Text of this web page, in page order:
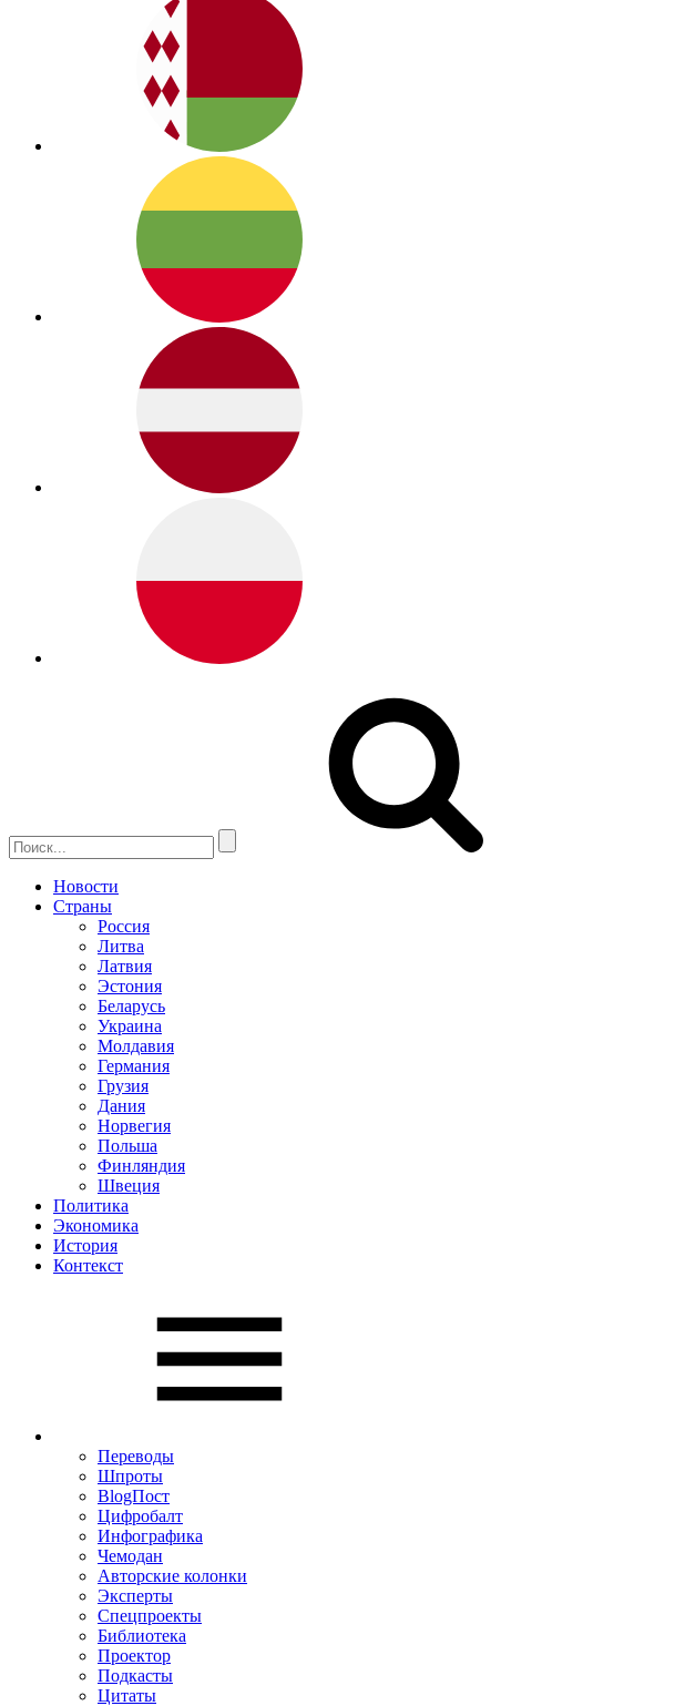
Новости
Страны
Россия
Литва
Латвия
Эстония
Беларусь
Украина
Молдавия
Германия
Грузия
Дания
Норвегия
Польша
Финляндия
Швеция
Политика
Экономика
История
Контекст
Переводы
Шпроты
BlogПост
Цифробалт
Инфографика
Чемодан
Авторские колонки
Эксперты
Спецпроекты
Библиотека
Проектор
Подкасты
Цитаты